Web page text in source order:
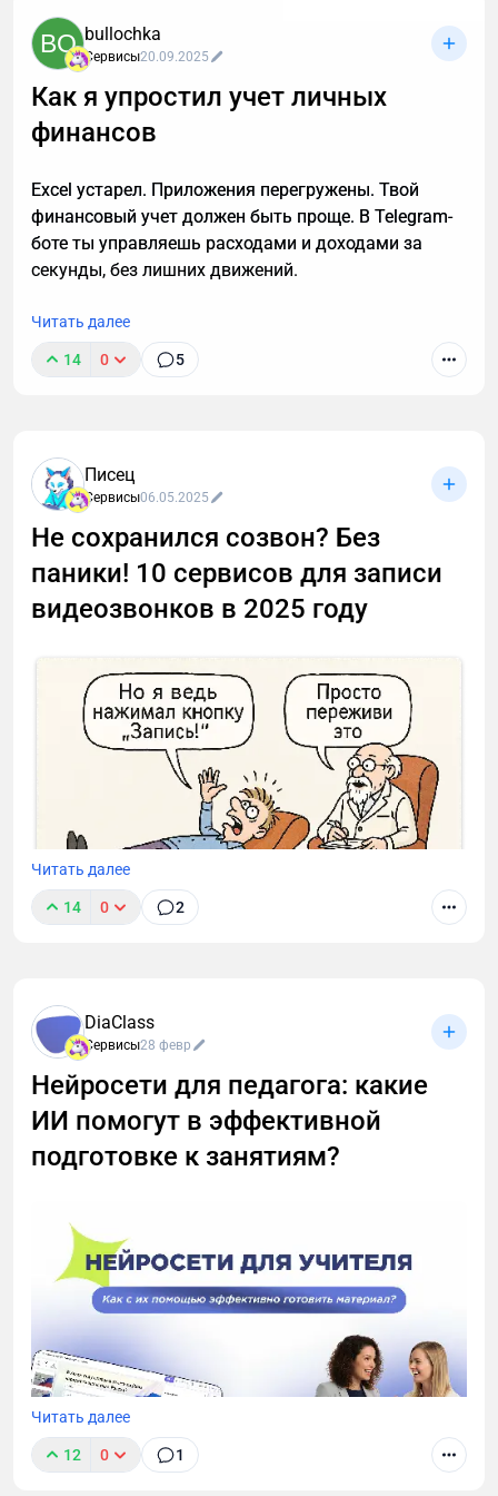
нативными приложениями и Telegram Mini Apps.
Речь пойдет о глобальных отличиях, которые
сильнее всего влияют на принятие решения
бизнеса о выборе того или иного сервиса/
платформы.
BO bullochka
Сервисы20.09.2025
Как я упростил учет личных
финансов
Excel устарел. Приложения перегружены. Твой
финансовый учет должен быть проще. В Telegram-
боте ты управляешь расходами и доходами за
секунды, без лишних движений.
Читать далее
14 0 5
Писец
Сервисы06.05.2025
Не сохранился созвон? Без
паники! 10 сервисов для записи
видеозвонков в 2025 году
Здесь: скрытые фишки, лайфхаки для
бесплатников и инструкции «как быстро найти
кнопку записи и не облажаться с сохранением
созвона». Поехали разбираться, как записывать
звонки без стресса и превращать их в текст за пару
Читать далее
14 0 2
DiaClass
Сервисы28 февр
Нейросети для педагога: какие
ИИ помогут в эффективной
подготовке к занятиям?
Читать далее
12 0 1